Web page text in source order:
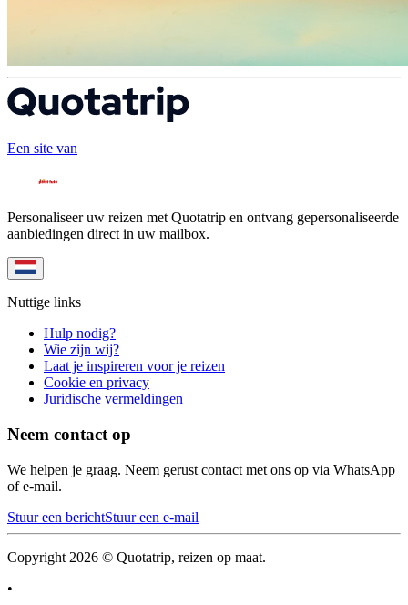
Een site van
Personaliseer uw reizen met Quotatrip en ontvang gepersonaliseerde
aanbiedingen direct in uw mailbox.
Nuttige links
Hulp nodig?
Wie zijn wij?
Laat je inspireren voor je reizen
Cookie en privacy
Juridische vermeldingen
Neem contact op
We helpen je graag. Neem gerust contact met ons op via WhatsApp
of e-mail.
Stuur een berichtStuur een e-mail
Copyright 2026 © Quotatrip, reizen op maat.
•